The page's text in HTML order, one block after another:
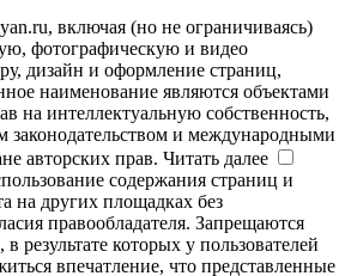
включая (но не ограничиваясь)
фотографическую и видео
дизайн и оформление страниц,
наименование являются объектами
на интеллектуальную собственность,
и международными
авторских прав. Читать далее
содержания страниц и
на других площадках без
правообладателя. Запрещаются
результате которых у пользователей
впечатление, что представленные